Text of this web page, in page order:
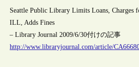
Seattle Public Library Limits Loans, Charges
ILL, Adds Fines
– Library Journal 2009/6/30付けの記事
http://www.libraryjournal.com/article/